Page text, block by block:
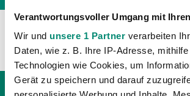
Verantwortungsvoller Umgang mit
Wir und unsere 1 Partner verarbeiten
Daten, wie z. B. Ihre IP-Adresse,
Technologien wie Cookies, um
Gerät zu speichern und darauf